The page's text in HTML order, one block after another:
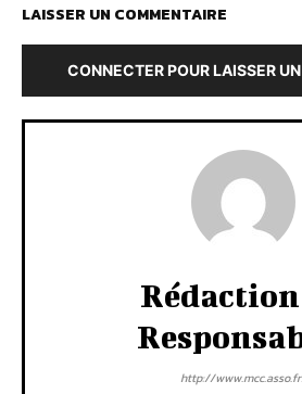
LAISSER UN COMMENTAIRE
CONNECTER POUR LAISSER
Rédaction
http://